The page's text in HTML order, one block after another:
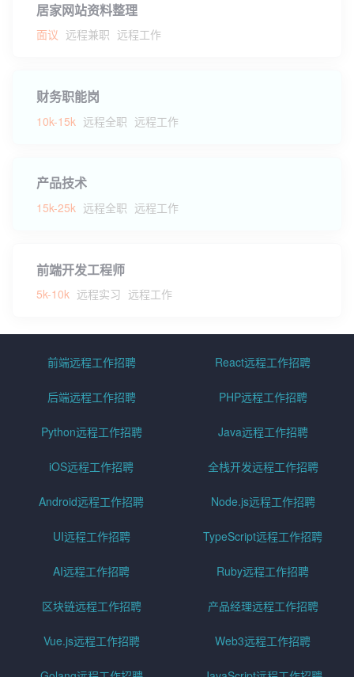
居家网站资料整理
面议 远程兼职 远程工作
财务职能岗
10k-15k 远程全职 远程工作
产品技术
15k-25k 远程全职 远程工作
前端开发工程师
5k-10k 远程实习 远程工作
前端远程工作招聘 React远程工作招聘
后端远程工作招聘 PHP远程工作招聘
Python远程工作招聘 Java远程工作招聘
iOS远程工作招聘 全栈开发远程工作招聘
Android远程工作招聘 Node.js远程工作招聘
UI远程工作招聘 TypeScript远程工作招聘
AI远程工作招聘 Ruby远程工作招聘
区块链远程工作招聘 产品经理远程工作招聘
Vue.js远程工作招聘 Web3远程工作招聘